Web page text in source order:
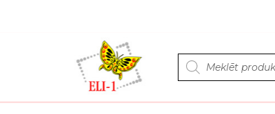
Products
search